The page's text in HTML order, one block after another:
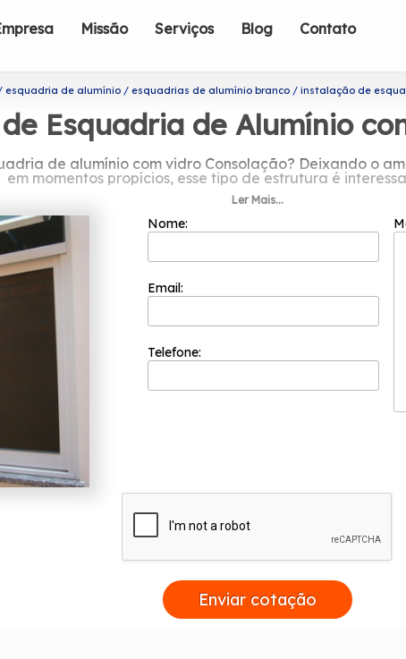
Missão Serviços Blog Contato
esquadria de alumínio esquadrias de alumínio branco instalação de
Esquadria de Alumínio
de alumínio com vidro Consolação? Deixando o
em momentos propícios, esse tipo de estrutura é
esquadria de alumínio com vidro Consolação?
serviços. Entre eles é possível encontrar: Cortinas
seus clientes, a Esquadriflex oferece as melhores
Ler Mais...
Nome:
Email:
Telefone:
Enviar cotação